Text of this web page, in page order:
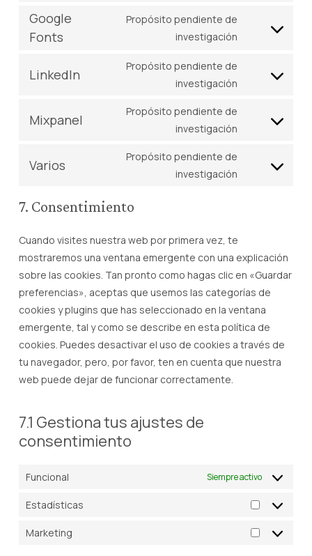
service
Google
Fonts
Propósito pendiente de
investigación
Consent
service
LinkedIn
Propósito pendiente de
investigación
Consent
service
Mixpanel
Propósito pendiente de
investigación
Consent
service
Varios
Propósito pendiente de
investigación
Consent
7. Consentimiento
Cuando visites nuestra web por primera vez, te
mostraremos una ventana emergente con una explicación
sobre las cookies. Tan pronto como hagas clic en «Guardar
preferencias», aceptas que usemos las categorías de
cookies y plugins que has seleccionado en la ventana
emergente, tal y como se describe en esta política de
cookies. Puedes desactivar el uso de cookies a través de
tu navegador, pero, por favor, ten en cuenta que nuestra
web puede dejar de funcionar correctamente.
7.1 Gestiona tus ajustes de
consentimiento
Funcional Siempre activo
Estadísticas
Marketing
Marketing